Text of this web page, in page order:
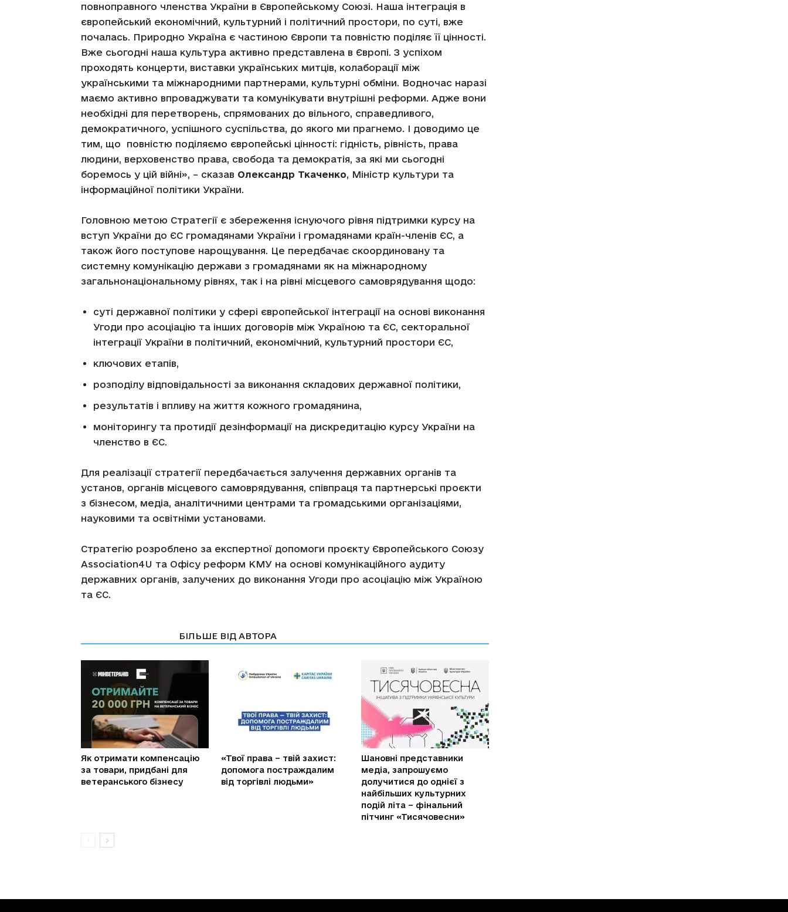
повноправного членства України в Європейському Союзі. Наша інтеграція в
європейський економічний, культурний і політичний простори, по суті, вже
почалась. Природно Україна є частиною Європи та повністю поділяє її цінності.
Вже сьогодні наша культура активно представлена в Європі. З успіхом
проходять концерти, виставки українських митців, колаборації між
українськими та міжнародними партнерами, культурні обміни. Водночас наразі
маємо активно впроваджувати та комунікувати внутрішні реформи. Адже вони
необхідні для перетворень, спрямованих до вільного, справедливого,
демократичного, успішного суспільства, до якого ми прагнемо. І доводимо це
тим, що повністю поділяємо європейські цінності: гідність, рівність, права
людини, верховенство права, свобода та демократія, за які ми сьогодні
боремось у цій війні», – сказав Олександр Ткаченко, Міністр культури та
інформаційної політики України.
Головною метою Стратегії є збереження існуючого рівня підтримки курсу на
вступ України до ЄС громадянами України і громадянами країн-членів ЄС, а
також його поступове нарощування. Це передбачає скоординовану та
системну комунікацію держави з громадянами як на міжнародному
загальнонаціональному рівнях, так і на рівні місцевого самоврядування щодо:
суті державної політики у сфері європейської інтеграції на основі виконання
Угоди про асоціацію та інших договорів між Україною та ЄС, секторальної
інтеграції України в політичний, економічний, культурний простори ЄС,
ключових етапів,
розподілу відповідальності за виконання складових державної політики,
результатів і впливу на життя кожного громадянина,
моніторингу та протидії дезінформації на дискредитацію курсу України на
членство в ЄС.
Для реалізації стратегії передбачається залучення державних органів та
установ, органів місцевого самоврядування, співпраця та партнерські проєкти
з бізнесом, медіа, аналітичними центрами та громадськими організаціями,
науковими та освітніми установами.
Стратегію розроблено за експертної допомоги проєкту Європейського Союзу
Association4U та Офісу реформ КМУ на основі комунікаційного аудиту
державних органів, залучених до виконання Угоди про асоціацію між Україною
та ЄС.
БІЛЬШЕ ВІД АВТОРА
Як отримати компенсацію
за товари, придбані для
ветеранського бізнесу
«Твої права – твій захист:
допомога постраждалим
від торгівлі людьми»
Шановні представники
медіа, запрошуємо
долучитися до однієї з
найбільших культурних
подій літа – фінальний
пітчинг «Тисячовесни»